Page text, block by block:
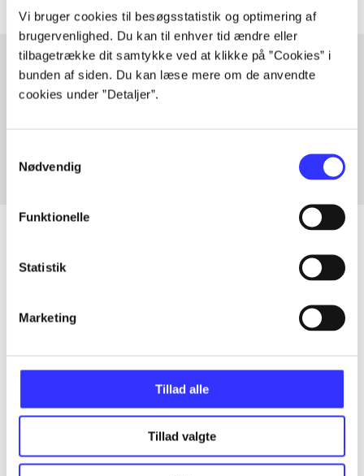
Vi bruger cookies til besøgsstatistik og optimering af
brugervenlighed. Du kan til enhver tid ændre eller
tilbagetrække dit samtykke ved at klikke på ”Cookies” i
bunden af siden. Du kan læse mere om de anvendte
cookies under ”Detaljer”.
Nødvendig
Funktionelle
Statistik
Marketing
Tillad alle
Tillad valgte
Artikler med samme emner
...
...